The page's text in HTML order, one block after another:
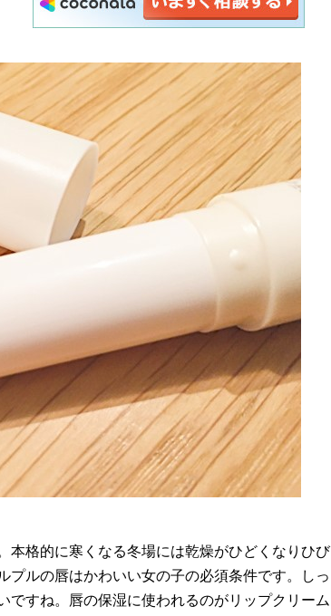
本格的に寒くなる冬場には乾燥がひどくなりひび
プルの唇はかわいい女の子の必須条件です。しっ
ですね。唇の保湿に使われるのがリップクリーム